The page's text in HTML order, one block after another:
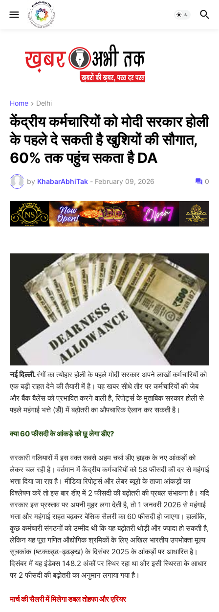
Home Delhi
केंद्रीय कर्मचारियों को मोदी सरकार होली
के पहले दे सकती है खुशियों की सौगात,
60% तक पहुंच सकता है DA
by KhabarAbhiTak - February 09, 2026 0
नई दिल्ली.रंगों का त्योहार होली के पहले मोदी सरकार अपने लाखों कर्मचारियों को
एक बड़ी राहत देने की तैयारी में है। यह खबर सीधे तौर पर कर्मचारियों की जेब
और बैंक बैलेंस को प्रभावित करने वाली है, रिपोर्ट्स के मुताबिक सरकार होली से
पहले महंगाई भत्ते (डीे) में बढ़ोतरी का औपचारिक ऐलान कर सकती है।
क्या 60 फीसदी के आंकड़े को छू लेगा डीए?
सरकारी गलियारों में इस वक्त सबसे अहम चर्चा डीए हाइक के नए आंकड़ों को
लेकर चल रही है। वर्तमान में केंद्रीय कर्मचारियों को 58 फीसदी की दर से महंगाई
भत्ता दिया जा रहा है। मीडिया रिपोर्ट्स और लेबर ब्यूरो के ताजा आंकड़ों का
विश्लेषण करें तो इस बार डीए में 2 फीसदी की बढ़ोतरी की प्रबल संभावना है। यदि
सरकार इस प्रस्ताव पर अपनी मुहर लगा देती है, तो 1 जनवरी 2026 से महंगाई
भत्ता और महंगाई राहत बढ़कर बेसिक सैलरी का 60 फीसदी हो जाएगा। हालांकि,
कुछ कर्मचारी संगठनों को उम्मीद थी कि यह बढ़ोतरी थोड़ी और ज्यादा हो सकती है,
लेकिन यह पूरा गणित औद्योगिक श्रमिकों के लिए अखिल भारतीय उपभोक्ता मूल्य
सूचकांक (ष्टक्कढ्ढ-ढ्ढङ्ख) के दिसंबर 2025 के आंकड़ों पर आधारित है।
दिसंबर में यह इंडेक्स 148.2 अंकों पर स्थिर रहा था और इसी स्थिरता के आधार
पर 2 फीसदी की बढ़ोतरी का अनुमान लगाया गया है।
मार्च की सैलरी में मिलेगा डबल तोहफा और एरियर